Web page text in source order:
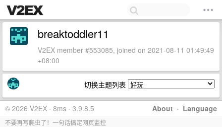
breaktoddler11
V2EX member #553085, joined on 2021-08-11 01:49:49
+08:00
切换主题列表
About · Language
© 2026 V2EX · 8ms · 3.9.8.5
不要再写爬虫了！一句话搞定网页监控